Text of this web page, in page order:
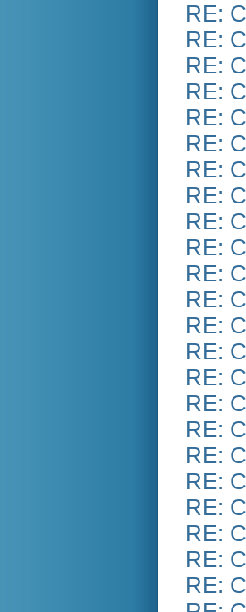
RE:
RE:
RE:
RE:
RE:
RE:
RE:
RE:
RE:
RE:
RE:
RE:
RE:
RE:
RE:
RE:
RE:
RE:
RE:
RE:
RE:
RE:
RE: